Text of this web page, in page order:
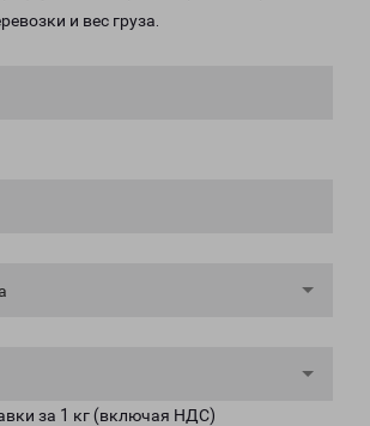
и вес груза.
за 1 кг (включая НДС)